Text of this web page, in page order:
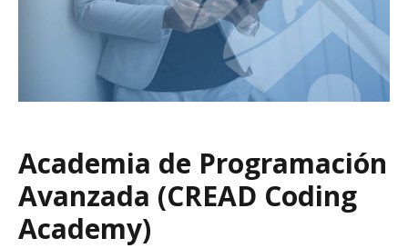
Academia de Programación
Avanzada (CREAD Coding
Academy)